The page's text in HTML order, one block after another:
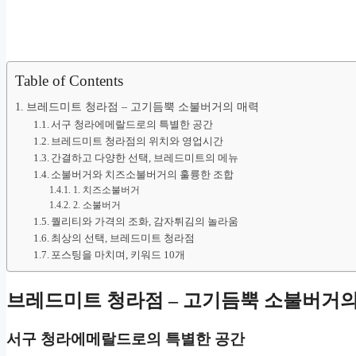
Table of Contents
브레드미트 청라점 – 고기듬뿍 소불버거의 매력
서구 청라에메랄드로의 특별한 공간
브레드미트 청라점의 위치와 영업시간
간결하고 다양한 선택, 브레드미트의 메뉴
소불버거와 치즈소불버거의 훌륭한 조합
1. 치즈소불버거
2. 소불버거
퀄리티와 가격의 조화, 감자튀김의 놀라움
최상의 선택, 브레드미트 청라점
포스팅을 마치며, 키워드 10개
브레드미트 청라점 – 고기듬뿍 소불버거
서구 청라에메랄드로의 특별한 공간